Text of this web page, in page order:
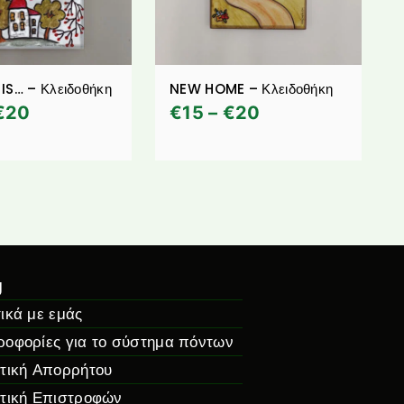
– Κλειδοθήκη
20
NEW HOME – Κλειδοθήκη
€15 – €20
με εμάς
για το σύστημα πόντων
Απορρήτου
Επιστροφών